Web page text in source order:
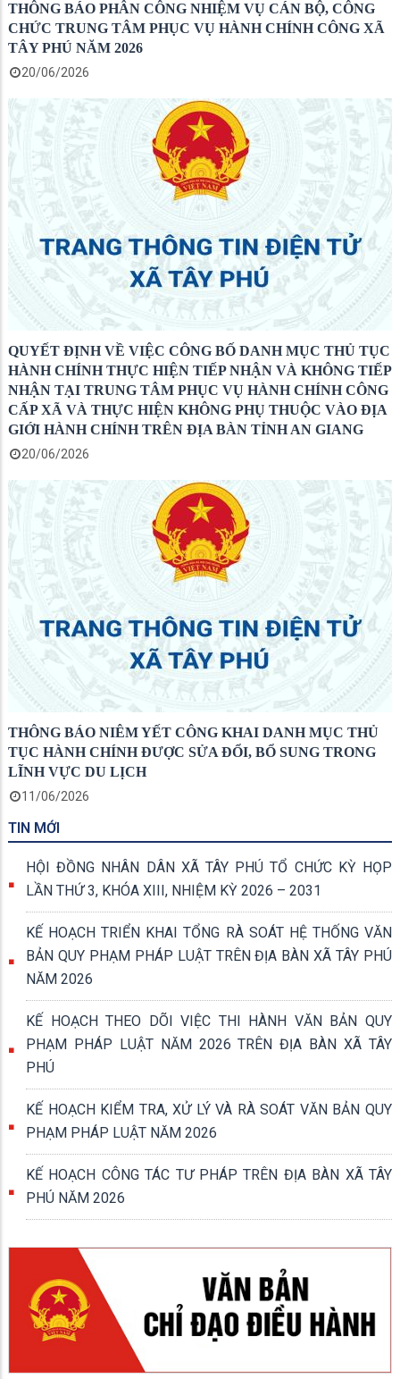
THÔNG BÁO PHÂN CÔNG NHIỆM VỤ CÁN BỘ, CÔNG
CHỨC TRUNG TÂM PHỤC VỤ HÀNH CHÍNH CÔNG XÃ
TÂY PHÚ NĂM 2026
20/06/2026
QUYẾT ĐỊNH VỀ VIỆC CÔNG BỐ DANH MỤC THỦ TỤC
HÀNH CHÍNH THỰC HIỆN TIẾP NHẬN VÀ KHÔNG TIẾP
NHẬN TẠI TRUNG TÂM PHỤC VỤ HÀNH CHÍNH CÔNG
CẤP XÃ VÀ THỰC HIỆN KHÔNG PHỤ THUỘC VÀO ĐỊA
GIỚI HÀNH CHÍNH TRÊN ĐỊA BÀN TỈNH AN GIANG
20/06/2026
THÔNG BÁO NIÊM YẾT CÔNG KHAI DANH MỤC THỦ
TỤC HÀNH CHÍNH ĐƯỢC SỬA ĐỔI, BỔ SUNG TRONG
LĨNH VỰC DU LỊCH
11/06/2026
TIN MỚI
HỘI ĐỒNG NHÂN DÂN XÃ TÂY PHÚ TỔ CHỨC KỲ HỌP
LẦN THỨ 3, KHÓA XIII, NHIỆM KỲ 2026 – 2031
KẾ HOẠCH TRIỂN KHAI TỔNG RÀ SOÁT HỆ THỐNG VĂN
BẢN QUY PHẠM PHÁP LUẬT TRÊN ĐỊA BÀN XÃ TÂY PHÚ
NĂM 2026
KẾ HOẠCH THEO DÕI VIỆC THI HÀNH VĂN BẢN QUY
PHẠM PHÁP LUẬT NĂM 2026 TRÊN ĐỊA BÀN XÃ TÂY
PHÚ
KẾ HOẠCH KIỂM TRA, XỬ LÝ VÀ RÀ SOÁT VĂN BẢN QUY
PHẠM PHÁP LUẬT NĂM 2026
KẾ HOẠCH CÔNG TÁC TƯ PHÁP TRÊN ĐỊA BÀN XÃ TÂY
PHÚ NĂM 2026